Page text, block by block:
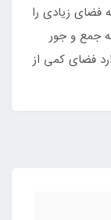
فضای زیادی را
جمع و جور
فضای کمی از